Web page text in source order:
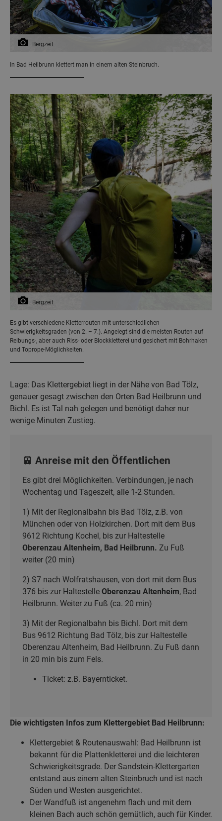
Bergzeit
In Bad Heilbrunn klettert man in einem alten Steinbruch.
Bergzeit
Es gibt verschiedene Kletterrouten mit unterschiedlichen
Schwierigkeitsgraden (von 2. – 7.). Angelegt sind die meisten Routen auf
Reibungs-, aber auch Riss- oder Blockkletterei und gesichert mit Bohrhaken
und Toprope-Möglichkeiten.
Lage: Das Klettergebiet liegt in der Nähe von Bad Tölz,
genauer gesagt zwischen den Orten Bad Heilbrunn und
Bichl. Es ist Tal nah gelegen und benötigt daher nur
wenige Minuten Zustieg.
🚈 Anreise mit den Öffentlichen
Es gibt drei Möglichkeiten. Verbindungen, je nach
Wochentag und Tageszeit, alle 1-2 Stunden.
1) Mit der Regionalbahn bis Bad Tölz, z.B. von
München oder von Holzkirchen. Dort mit dem Bus
9612 Richtung Kochel, bis zur Haltestelle
Oberenzau Altenheim, Bad Heilbrunn. Zu Fuß
weiter (20 min)
2) S7 nach Wolfratshausen, von dort mit dem Bus
376 bis zur Haltestelle Oberenzau Altenheim, Bad
Heilbrunn. Weiter zu Fuß (ca. 20 min)
3) Mit der Regionalbahn bis Bichl. Dort mit dem
Bus 9612 Richtung Bad Tölz, bis zur Haltestelle
Oberenzau Altenheim, Bad Heilbrunn. Zu Fuß dann
in 20 min bis zum Fels.
Ticket: z.B. Bayernticket.
Die wichtigsten Infos zum Klettergebiet Bad Heilbrunn:
Klettergebiet & Routenauswahl: Bad Heilbrunn ist
bekannt für die Plattenkletterei und die leichteren
Schwierigkeitsgrade. Der Sandstein-Klettergarten
entstand aus einem alten Steinbruch und ist nach
Süden und Westen ausgerichtet.
Der Wandfuß ist angenehm flach und mit dem
kleinen Bach auch schön gemütlich, auch für Kinder.